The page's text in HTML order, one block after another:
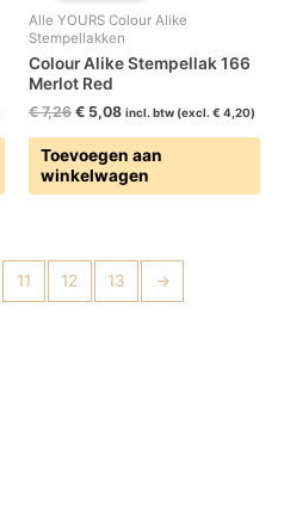
Alle YOURS Colour Alike
Stempellakken
Colour Alike Stempellak 166
Merlot Red
€7,26
€ 7,26.
€ 5,08
€ 5,08.
incl. btw (excl. € 4,20)
Toevoegen aan
winkelwagen
11 12 13 →